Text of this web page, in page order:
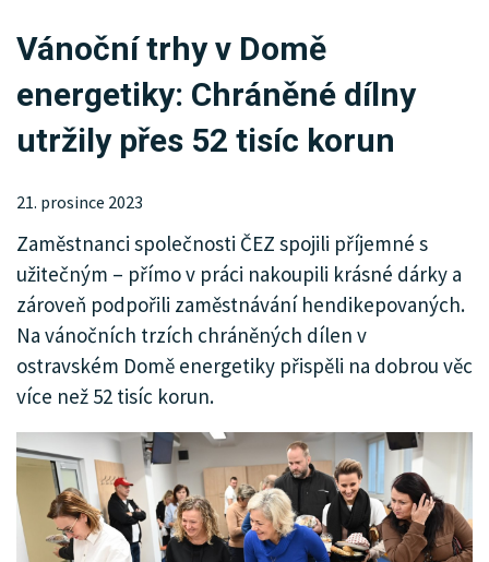
KRIMI
EKONOMIKA
KULTURA
SPOLEČNOST
Vánoční trhy v Domě
energetiky: Chráněné dílny
utržily přes 52 tisíc korun
21. prosince 2023
Zaměstnanci společnosti ČEZ spojili příjemné s
užitečným – přímo v práci nakoupili krásné dárky a
zároveň podpořili zaměstnávání hendikepovaných.
Na vánočních trzích chráněných dílen v
ostravském Domě energetiky přispěli na dobrou věc
více než 52 tisíc korun.